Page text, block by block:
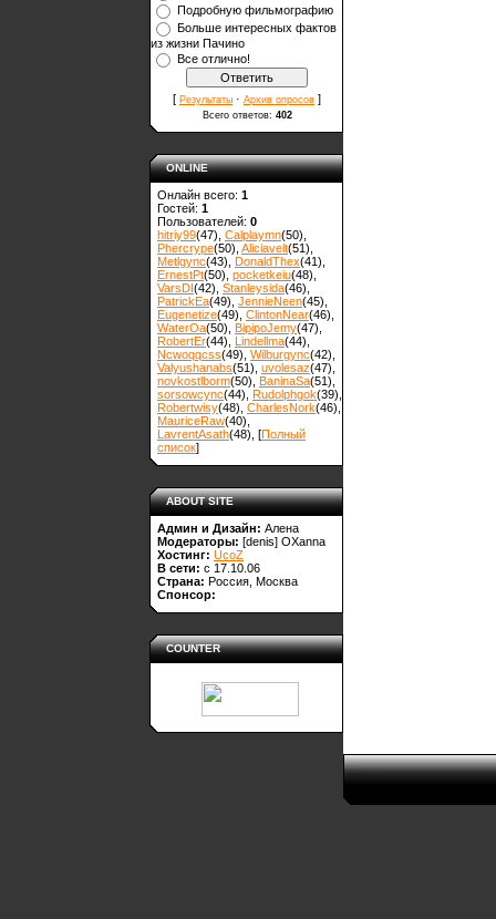
Подробную фильмографию
Больше интересных фактов
из жизни Пачино
Все отлично!
[ Результаты · Архив опросов ]
Всего ответов: 402
ONLINE
Онлайн всего: 1
Гостей: 1
Пользователей: 0
hitriy99(47) Calplaymn(50)
Phercrype(50) Aliciavelt(51)
Metlgync(43) DonaldThex(41)
ErnestPt(50) pocketkeiu(48)
VarsDI(42) Stanleysida(46)
PatrickEa(49) JennieNeen(45)
Eugenetize(49) ClintonNear(46)
WaterOa(50) BipipoJemy(47)
RobertEr(44) Lindellma(44)
Ncwoqqcss(49) Wilburgync(42)
Valyushanabs(51) uvolesaz(47)
novkostlborm(50) ВaninaSa(51)
sorsowcync(44) Rudolphgok(39)
Robertwisy(48) CharlesNork(46)
MauriceRaw(40)
LavrentAsath(48) , [Полный
список]
ABOUT SITE
Админ и Дизайн: Алена
Модераторы: [denis] OXanna
Хостинг: UcoZ
В сети: с 17.10.06
Страна: Россия, Москва
Спонсор:
COUNTER